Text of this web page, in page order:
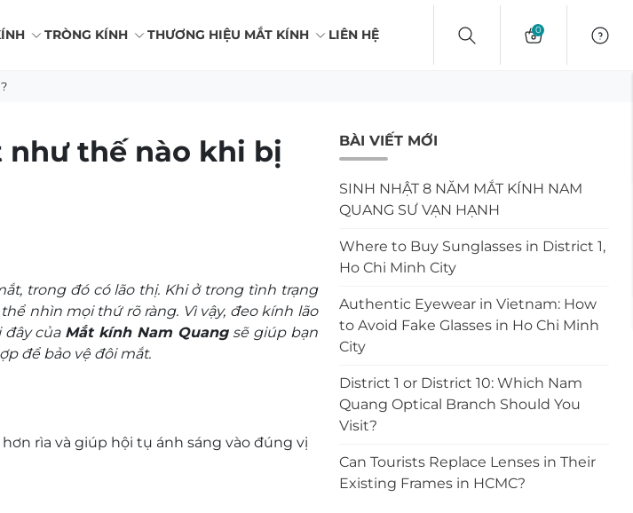
TRÒNG KÍNH THƯƠNG HIỆU MẮT KÍNH LIÊN HỆ 0
như thế nào khi bị
trong đó có lão thị. Khi ở trong tình trạng
nhìn mọi thứ rõ ràng. Vì vậy, đeo kính lão
của Mắt kính Nam Quangsẽ giúp bạn
để bảo vệ đôi mắt.
rìa và giúp hội tụ ánh sáng vào đúng vị
BÀI VIẾT MỚI
SINH NHẬT 8 NĂM MẮT KÍNH NAM
QUANG SƯ VẠN HẠNH
Where to Buy Sunglasses in District 1,
Ho Chi Minh City
Authentic Eyewear in Vietnam: How
to Avoid Fake Glasses in Ho Chi Minh
City
District 1 or District 10: Which Nam
Quang Optical Branch Should You
Visit?
Can Tourists Replace Lenses in Their
Existing Frames in HCMC?